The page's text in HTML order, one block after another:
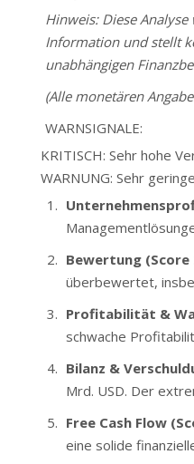
Hinweis: Diese
Information und stellt
unabhängigen
(Alle monetären
WARNSIGNALE:
KRITISCH: Sehr hohe
WARNUNG: Sehr
Bewertung (Score
überbewertet,
Profitabilität &
schwache
Bilanz &
Mrd. USD. Der
Free Cash Flow
eine solide